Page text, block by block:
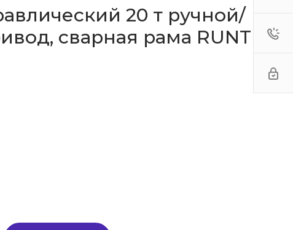
20 т ручной/
сварная рама RUNTEC